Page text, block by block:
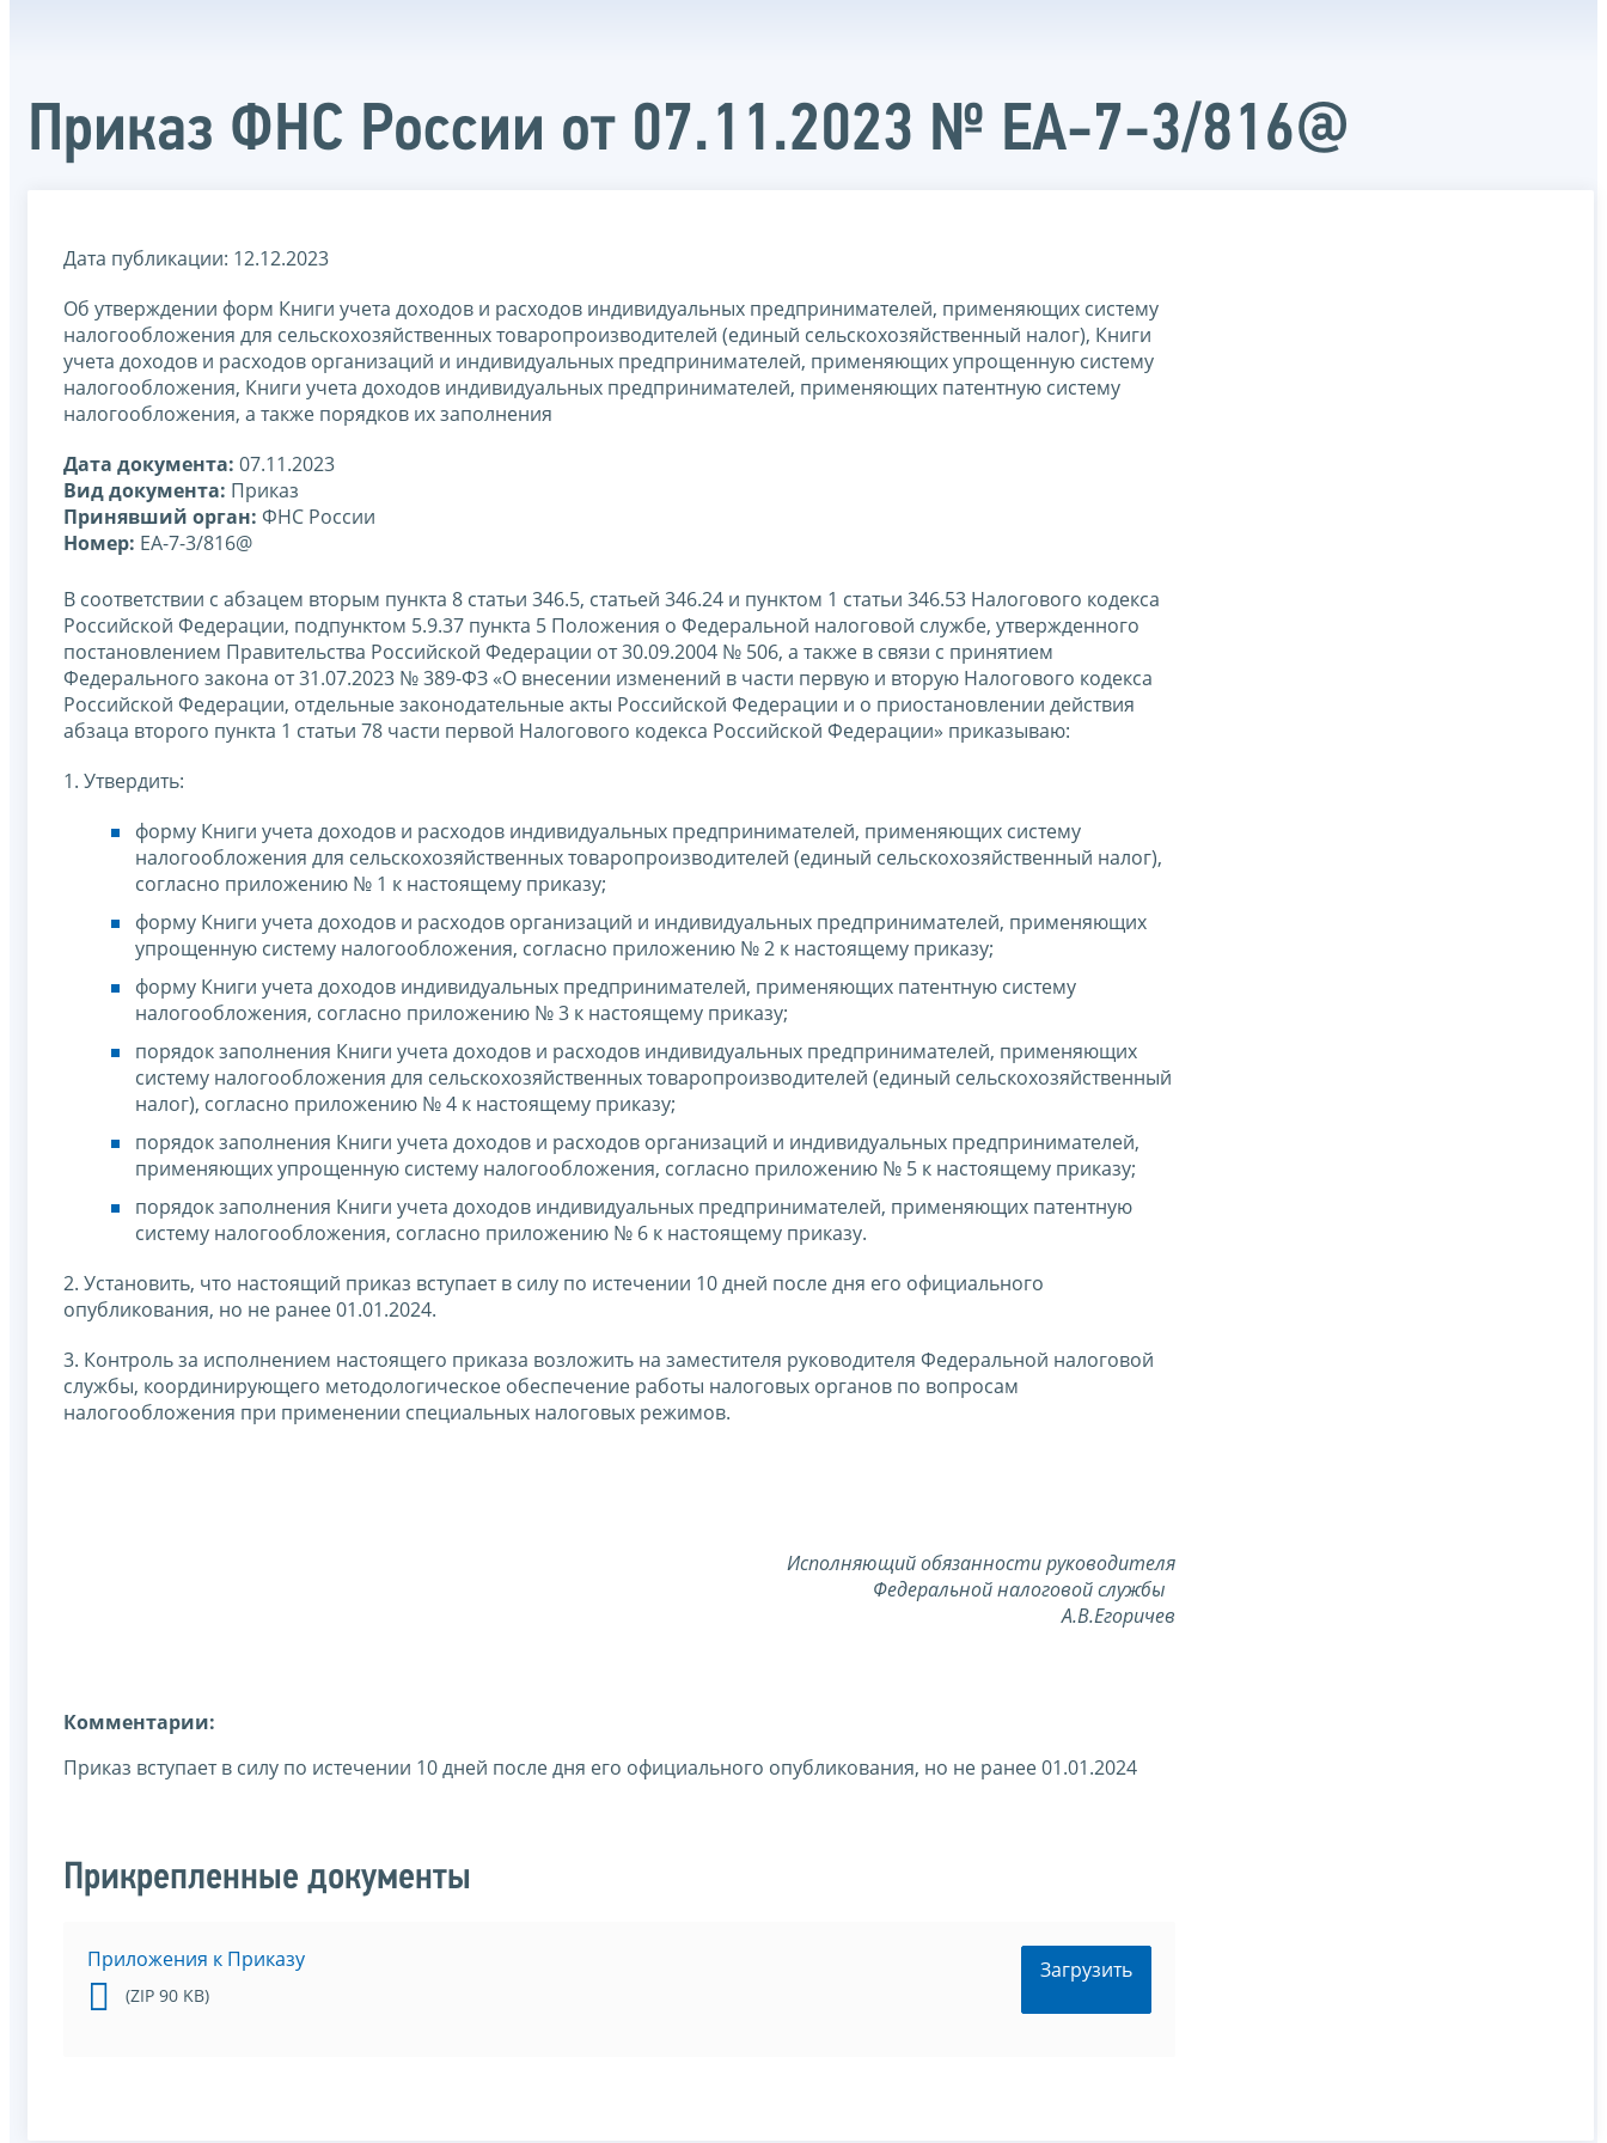
Приказ ФНС России от 07.11.2023 № ЕА-7-3/816@
Дата публикации: 12.12.2023
Об утверждении форм Книги учета доходов и расходов индивидуальных предпринимателей, применяющих систему
налогообложения для сельскохозяйственных товаропроизводителей (единый сельскохозяйственный налог), Книги
учета доходов и расходов организаций и индивидуальных предпринимателей, применяющих упрощенную систему
налогообложения, Книги учета доходов индивидуальных предпринимателей, применяющих патентную систему
налогообложения, а также порядков их заполнения
Дата документа: 07.11.2023
Вид документа: Приказ
Принявший орган: ФНС России
Номер: ЕА-7-3/816@
В соответствии с абзацем вторым пункта 8 статьи 346.5, статьей 346.24 и пунктом 1 статьи 346.53 Налогового кодекса
Российской Федерации, подпунктом 5.9.37 пункта 5 Положения о Федеральной налоговой службе, утвержденного
постановлением Правительства Российской Федерации от 30.09.2004 № 506, а также в связи с принятием
Федерального закона от 31.07.2023 № 389-ФЗ «О внесении изменений в части первую и вторую Налогового кодекса
Российской Федерации, отдельные законодательные акты Российской Федерации и о приостановлении действия
абзаца второго пункта 1 статьи 78 части первой Налогового кодекса Российской Федерации» приказываю:
1. Утвердить:
форму Книги учета доходов и расходов индивидуальных предпринимателей, применяющих систему
налогообложения для сельскохозяйственных товаропроизводителей (единый сельскохозяйственный налог),
согласно приложению № 1 к настоящему приказу;
форму Книги учета доходов и расходов организаций и индивидуальных предпринимателей, применяющих
упрощенную систему налогообложения, согласно приложению № 2 к настоящему приказу;
форму Книги учета доходов индивидуальных предпринимателей, применяющих патентную систему
налогообложения, согласно приложению № 3 к настоящему приказу;
порядок заполнения Книги учета доходов и расходов индивидуальных предпринимателей, применяющих
систему налогообложения для сельскохозяйственных товаропроизводителей (единый сельскохозяйственный
налог), согласно приложению № 4 к настоящему приказу;
порядок заполнения Книги учета доходов и расходов организаций и индивидуальных предпринимателей,
применяющих упрощенную систему налогообложения, согласно приложению № 5 к настоящему приказу;
порядок заполнения Книги учета доходов индивидуальных предпринимателей, применяющих патентную
систему налогообложения, согласно приложению № 6 к настоящему приказу.
2. Установить, что настоящий приказ вступает в силу по истечении 10 дней после дня его официального
опубликования, но не ранее 01.01.2024.
3. Контроль за исполнением настоящего приказа возложить на заместителя руководителя Федеральной налоговой
службы, координирующего методологическое обеспечение работы налоговых органов по вопросам
налогообложения при применении специальных налоговых режимов.
Исполняющий обязанностируководителя
Федеральнойналоговой службы
А.В.Егоричев
Комментарии:
Приказ вступает в силу по истечении 10 дней после дня его официального опубликования, но не ранее 01.01.2024
Прикрепленные документы
Приложения к Приказу
(ZIP 90 KB)
Загрузить